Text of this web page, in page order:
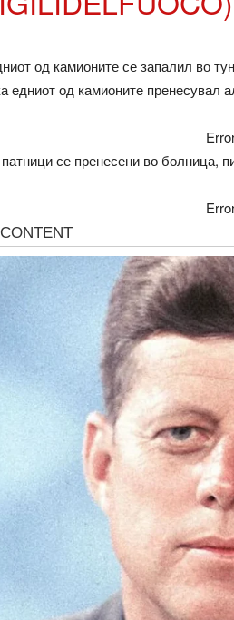
од камионите се запалил во
едниот од камионите пренесувал
се пренесени во болница,